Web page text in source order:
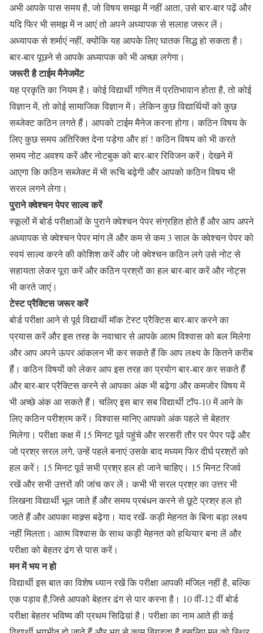
अभी आपके पास समय है, जो विषय समझ मेें नहीं आता, उसे बार-बार पढ़ें और
यदि फिर भी समझ में न आएं तो अपने अध्यापक से सलाह जरूर लें।
अध्यापक से शर्माएं नहीं, क्योंकि यह आपके लिए घातक सिद्ध हो सकता है।
बार-बार पूछने से आपके अध्यापक को भी अच्छा लगेगा।
जरूरी है टाईम मैनेजमेंट
यह प्रकृति का नियम है। कोई विद्यार्थी गणित में प्रतिभावान होता है, तो कोई
विज्ञान में, तो कोई सामाजिक विज्ञान में। लेकिन कुछ विद्यार्थियों को कुछ
सब्जेक्ट कठिन लगते हैं। आपको टाईम मैनेज करना होगा। कठिन विषय के
लिए कुछ समय अतिरिक्त देना पड़ेगा और हां ! कठिन विषय को भी करते
समय नोट अवश्य करें और नोटबुक को बार-बार रिविजन करें। देखने में
आएगा कि कठिन सब्जेक्ट में भी रूचि बढ़ेगी और आपको कठिन विषय भी
सरल लगने लेगा।
पुराने क्वेश्चन पेपर साल्व करें
स्कूलों में बोर्ड परीक्षाओं के पुराने क्वेश्चन पेपर संग्रहित होते हैं और आप अपने
अध्यापक से क्वेश्चन पेपर मांग लें और कम से कम 3 साल के क्वेश्चन पेपर को
स्वयं साल्व करने की कोशिश करें और जो क्वेश्चन कठिन लगे उसे नोट से
सहायता लेकर पूरा करें और कठिन प्रश्रों का हल बार-बार करें और नोट्स
भी करते जाएं।
टेस्ट प्रैक्टिस जरूर करें
बोर्ड परीक्षा आने से पूर्व विद्यार्थी मॉक टेस्ट प्रैक्टिस बार-बार करने का
प्रयास करें और इस तरह के नवाचार से आपके आत्म विश्वास को बल मिलेगा
और आप अपने ऊपर आंकलन भी कर सकते हैं कि आप लक्ष्य के कितने करीब
हैं। कठिन विषयों को लेकर आप इस तरह का प्रयोग बार-बार कर सकते हैं
और बार-बार प्रैक्टिस करने से आपका अंक भी बढ़ेगा और कमजोर विषय में
भी अच्छे अंक आ सकते हैं। चलिए इस बार सब विद्यार्थी टॉप-10 में आने के
लिए कठिन परीश्रम करें। विश्वास मानिए आपको अंक पहले से बेहतर
मिलेगा। परीक्षा कक्ष में 15 मिनट पूर्व पहुंचे और सरसरी तौर पर पेपर पढ़ें और
जो प्रश्र सरल लगे, उन्हें पहले बनाएं उसके बाद मध्यम फिर दीर्घ प्रश्रों को
हल करें। 15 मिनट पूर्व सभी प्रश्र हल हो जाने चाहिए। 15 मिनट रिजर्व
रखें और सभी उत्तरों की जांच कर लें। कभी भी सरल प्रश्र का उत्तर भी
लिखना विद्यार्थी भूल जाते हैं और समय प्रबंधन करने से छूटे प्रश्र हल हो
जाते हैं और आपका माक्र्स बढ़ेगा। याद रखेंं- कड़ी मेहनत के बिना बड़ा लक्ष्य
नहीं मिलता। आत्म विश्वास के साथ कड़ी मेहनत को हथियार बना लें और
परीक्षा को बेहतर ढंग से पास करें।
मन में भय न हो
विद्यार्थी इस बात का विशेष ध्यान रखें कि परीक्षा आपकी मंजिल नहीं है, बल्कि
एक पड़ाव है,जिसे आपको बेहतर ढंग से पार करना है। 10 वीं-12 वीं बोर्ड
परीक्षा बेहतर भविष्य की प्रथम सिढिय़ां है। परीक्षा का नाम आते ही कई